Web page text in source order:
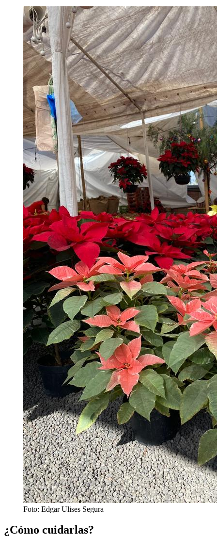
Foto: Edgar Ulises Segura
¿Cómo cuidarlas?